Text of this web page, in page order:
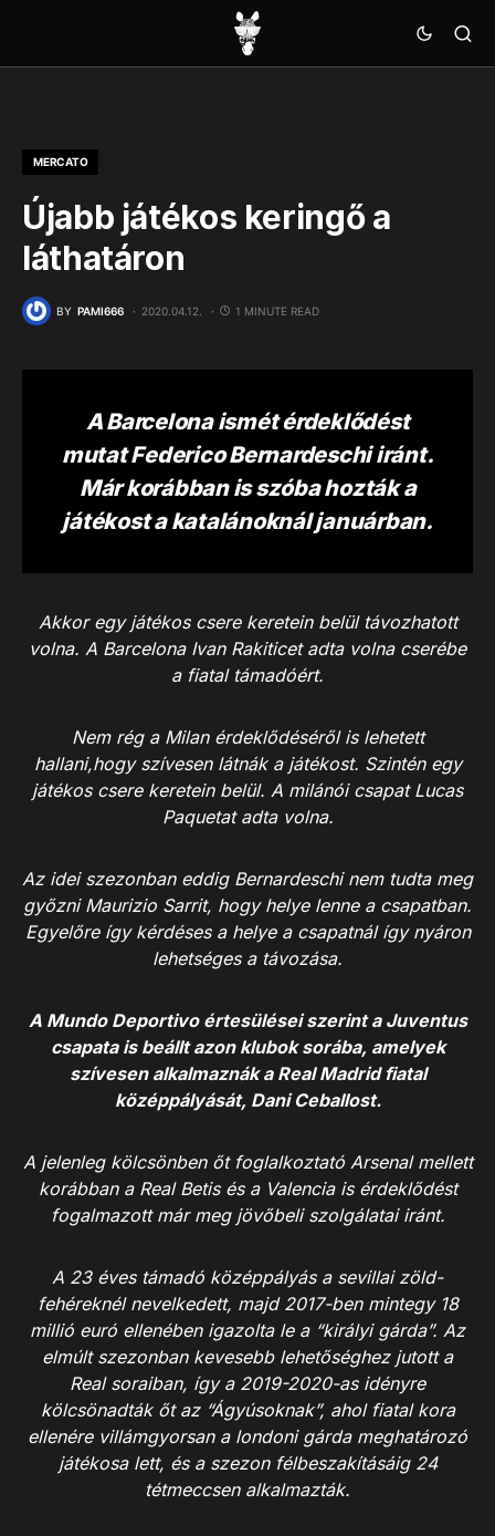
MERCATO
Újabb játékos keringő a
láthatáron
BY PAMI666 2020.04.12. 1 MINUTE READ
A Barcelona ismét érdeklődést
mutat Federico Bernardeschi iránt.
Már korábban is szóba hozták a
játékost a katalánoknál januárban.
Akkor egy játékos csere keretein belül távozhatott
volna. A Barcelona Ivan Rakiticet adta volna cserébe
a fiatal támadóért.
Nem rég a Milan érdeklődéséről is lehetett
hallani,hogy szívesen látnák a játékost. Szintén egy
játékos csere keretein belül. A milánói csapat Lucas
Paquetat adta volna.
Az idei szezonban eddig Bernardeschi nem tudta meg
győzni Maurizio Sarrit, hogy helye lenne a csapatban.
Egyelőre így kérdéses a helye a csapatnál így nyáron
lehetséges a távozása.
A Mundo Deportivo értesülései szerint a Juventus
csapata is beállt azon klubok sorába, amelyek
szívesen alkalmaznák a Real Madrid fiatal
középpályását, Dani Ceballost.
A jelenleg kölcsönben őt foglalkoztató Arsenal mellett
korábban a Real Betis és a Valencia is érdeklődést
fogalmazott már meg jövőbeli szolgálatai iránt.
A 23 éves támadó középpályás a sevillai zöld-
fehéreknél nevelkedett, majd 2017-ben mintegy 18
millió euró ellenében igazolta le a “királyi gárda”. Az
elmúlt szezonban kevesebb lehetőséghez jutott a
Real soraiban, így a 2019-2020-as idényre
kölcsönadták őt az “Ágyúsoknak”, ahol fiatal kora
ellenére villámgyorsan a londoni gárda meghatározó
játékosa lett, és a szezon félbeszakításáig 24
tétmeccsen alkalmazták.